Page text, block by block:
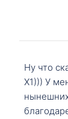
Ну что
X1))) У